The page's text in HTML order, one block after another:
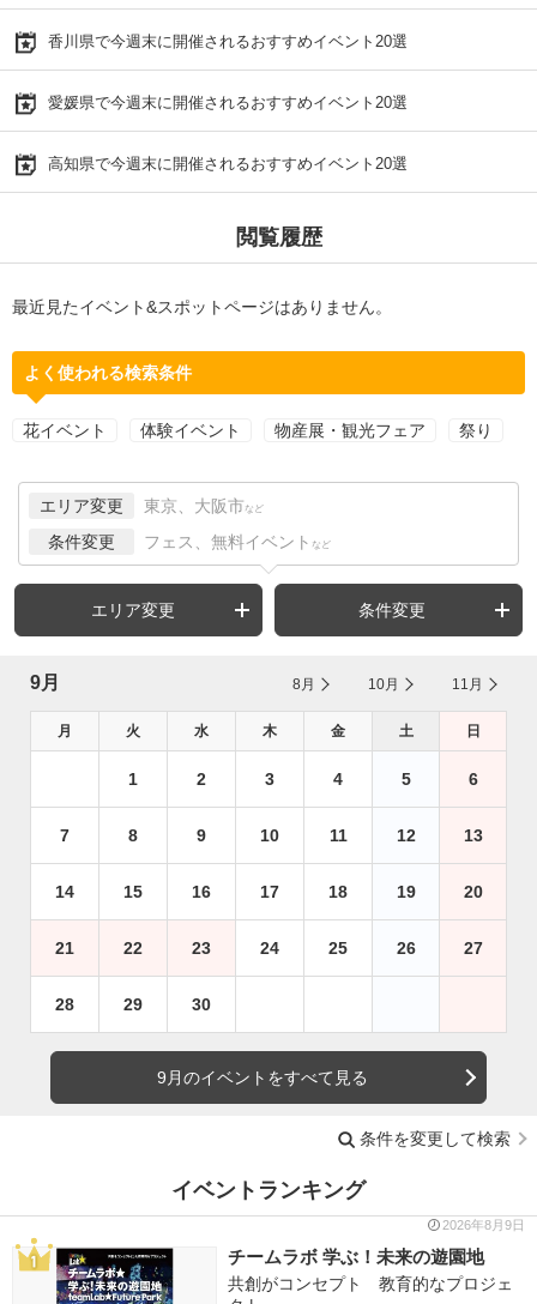
香川県で今週末に開催されるおすすめイベント20選
愛媛県で今週末に開催されるおすすめイベント20選
高知県で今週末に開催されるおすすめイベント20選
閲覧履歴
最近見たイベント&スポットページはありません。
よく使われる検索条件
花イベント 体験イベント 物産展・観光フェア 祭り
エリア変更 東京、大阪市 など
条件変更 フェス、無料イベント など
エリア変更 条件変更
9月 8月 10月 11月
月 火 水 木 金 土 日
1 2 3 4 5 6
7 8 9 10 11 12 13
14 15 16 17 18 19 20
21 22 23 24 25 26 27
28 29 30
9月のイベントをすべて見る
条件を変更して検索
イベントランキング
2026年8月9日
チームラボ 学ぶ！未来の遊園地
共創がコンセプト 教育的なプロジェ